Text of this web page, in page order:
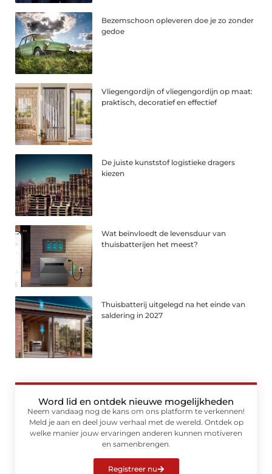
Bezemschoon opleveren doe je zo zonder
gedoe
Vliegengordijn of vliegengordijn op maat:
praktisch, decoratief en effectief
De juiste kunststof logistieke dragers
kiezen
Wat beïnvloedt de levensduur van
thuisbatterijen het meest?
Thuisbatterij uitgelegd na het einde van
saldering in 2027
Word lid en ontdek nieuwe mogelijkheden
Neem vandaag nog de kans om ons platform te verkennen!
Meld je aan en deel jouw verhaal met de wereld. Ontdek op
welke manier jouw ervaringen anderen kunnen motiveren
en samenbrengen.
Registreer nu